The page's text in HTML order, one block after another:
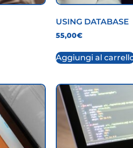
USING DATABASE
55,00€
Aggiungi al